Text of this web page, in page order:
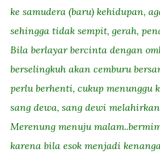
ke samudera (baru) kehidupan,
sehingga tidak sempit, gerah,
Bila berlayar bercinta dengan
berselingkuh akan cemburu
perlu berhenti, cukup menunggu
sang dewa, sang dewi
Merenung menuju
karena bila esok menjadi